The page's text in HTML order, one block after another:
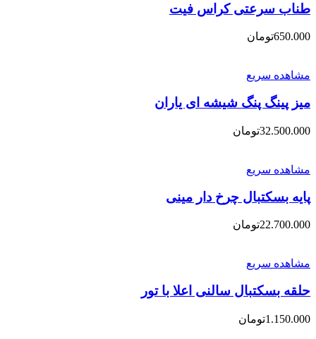
طناب سرعتی کراس فیت
تومان650.000
مشاهده سریع
میز پینگ پنگ شیشه ای یاران
تومان32.500.000
مشاهده سریع
پایه بسکتبال چرخ دار مینی
تومان22.700.000
مشاهده سریع
حلقه بسکتبال سالنی اعلا با تور
تومان1.150.000